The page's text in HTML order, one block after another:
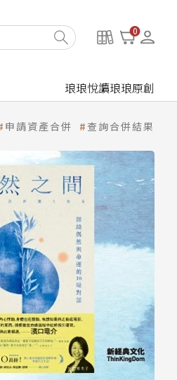
0
琅琅悅讀琅琅原創
申請資產合併 查詢合併結果